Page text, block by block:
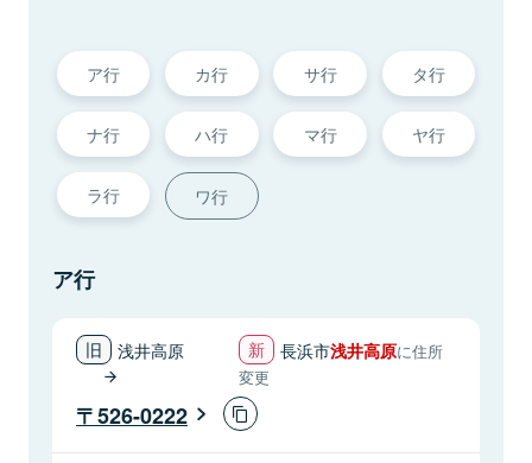
ア行 カ行 サ行 タ行
ナ行 ハ行 マ行 ヤ行
ラ行 ワ行
ア行
浅井高原 長浜市浅井高原に住所
変更
526-0222